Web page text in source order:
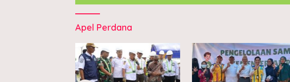
Apel Perdana